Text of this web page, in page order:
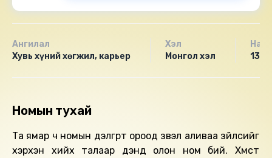
Ангилал
Хувь хүний хөгжил, карьер
Хэл
Монгол хэл
13+
Номын тухай
Та ямар ч номын дэлгүүрт ороод үзвэл аливаа зүйлсийг
хэрхэн хийх талаар дэндүү олон ном бий. Хүмүүст